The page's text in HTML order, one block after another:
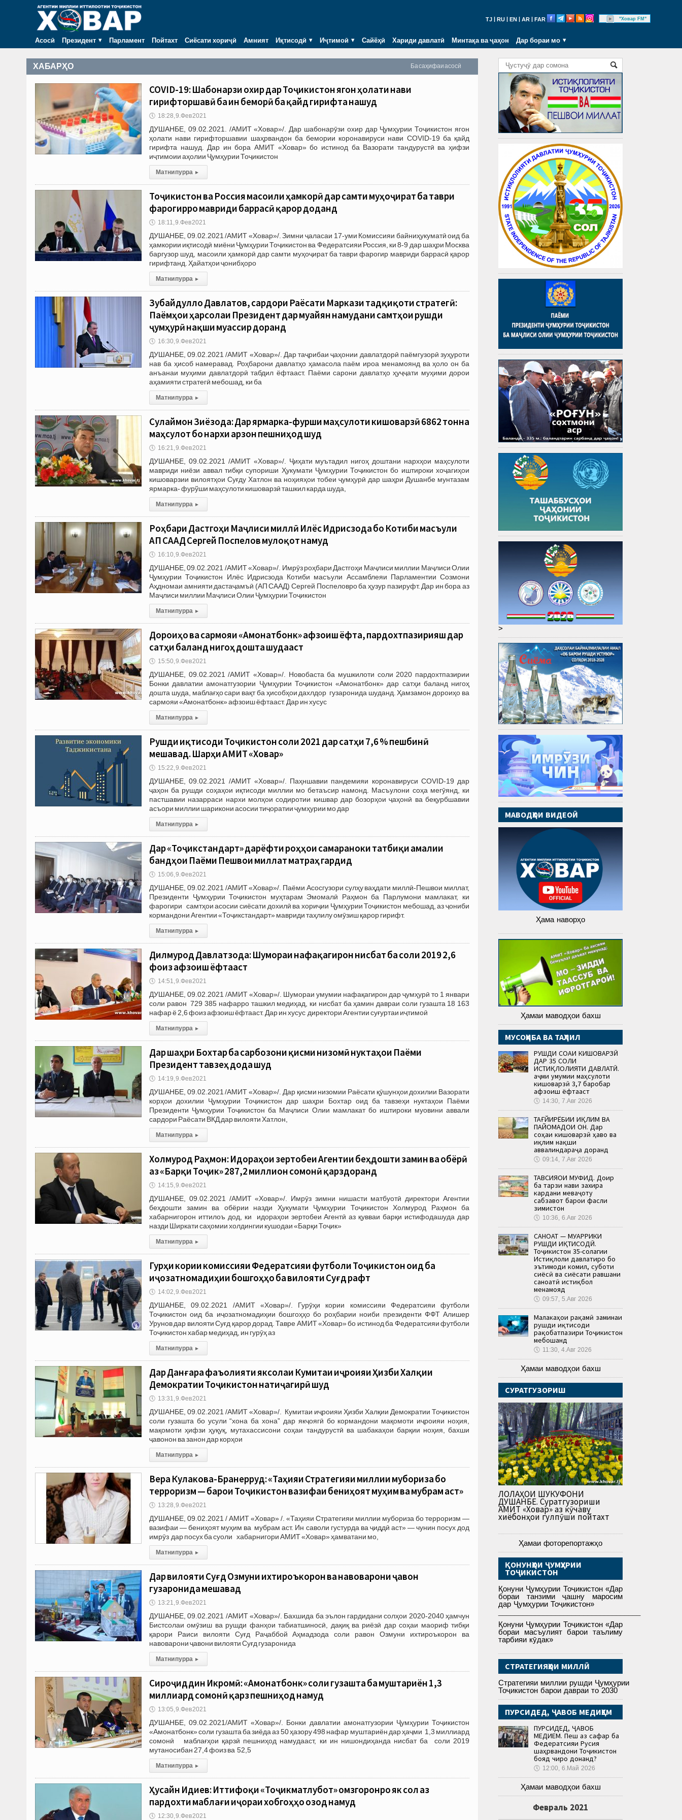
TJ RU EN AR FAR "Ховар FM"
Асосӣ Президент Парламент Пойтахт Сиёсати хориҷӣ Амният Иқтисодӣ Иҷтимоӣ Сайёҳӣ Хариди давлатӣ Минтақа ва ҷаҳон Дар бораи мо
Ба саҳифаи асосӣ
ХАБАРҲО
COVID-19: Шабонарӯзи охир дар Тоҷикистон ягон ҳолати нави
гирифторшавӣ ба ин беморӣ ба қайд гирифта нашуд
🕔 18:28, 9.Фев 2021
ДУШАНБЕ, 09.02.2021. /АМИТ «Ховар»/. Дар шабонарӯзи охир дар Ҷумҳурии Тоҷикистон ягон
ҳолати нави гирифторшавии шаҳрвандон ба бемории коронавируси нави COVID-19 ба қайд
гирифта нашуд. Дар ин бора АМИТ «Ховар» бо истинод ба Вазорати тандурустӣ ва ҳифзи
иҷтимоии аҳолии Ҷумҳурии Тоҷикистон
Матни пурра ▸
Тоҷикистон ва Россия масоили ҳамкорӣ дар самти муҳоҷират ба таври
фарогирро мавриди баррасӣ қарор доданд
🕔 18:11, 9.Фев 2021
ДУШАНБЕ, 09.02.2021 /АМИТ «Ховар»/. Зимни ҷаласаи 17-уми Комиссияи байниҳукуматӣ оид ба
ҳамкории иқтисодӣ миёни Ҷумҳурии Тоҷикистон ва Федератсияи Россия, ки 8-9 дар шаҳри Москва
баргузор шуд, масоили ҳамкорӣ дар самти муҳоҷират ба таври фарогир мавриди баррасӣ қарор
гирифтанд. Ҳайатҳои ҷонибҳоро
Матни пурра ▸
Зубайдулло Давлатов, сардори Раёсати Маркази тадқиқоти стратегӣ:
Паёмҳои ҳарсолаи Президент дар муайян намудани самтҳои рушди
ҷумҳурӣ нақши муассир доранд
🕔 16:30, 9.Фев 2021
ДУШАНБЕ, 09.02.2021 /АМИТ «Ховар»/. Дар таҷрибаи ҷаҳонии давлатдорӣ паёмгузорӣ зуҳуроти
нав ба ҳисоб намеравад. Роҳбарони давлатҳо ҳамасола паём ироа менамоянд ва ҳоло он ба
анъанаи муҳими давлатдорӣ табдил ёфтааст. Паёми сарони давлатҳо ҳуҷҷати муҳими дорои
аҳамияти стратегӣ мебошад, ки ба
Матни пурра ▸
Сулаймон Зиёзода: Дар ярмарка-фурӯши маҳсулоти кишоварзӣ 6862 тонна
маҳсулот бо нархи арзон пешниҳод шуд
🕔 16:21, 9.Фев 2021
ДУШАНБЕ, 09.02.2021 /АМИТ «Ховар»/. Ҷиҳати муътадил нигоҳ доштани нархҳои маҳсулоти
мавриди ниёзи аввал тибқи супориши Ҳукумати Ҷумҳурии Тоҷикистон бо иштироки хоҷагиҳои
кишоварзии вилоятҳои Суғду Хатлон ва ноҳияҳои тобеи ҷумҳурӣ дар шаҳри Душанбе мунтазам
ярмарка- фурўши маҳсулоти кишоварзӣ ташкил карда шуда,
Матни пурра ▸
Роҳбари Дастгоҳи Маҷлиси миллӣ Илёс Идрисзода бо Котиби масъули
АП СААД Сергей Поспелов мулоқот намуд
🕔 16:10, 9.Фев 2021
ДУШАНБЕ, 09.02.2021 /АМИТ «Ховар»/. Имрӯз роҳбари Дастгоҳи Маҷлиси миллии Маҷлиси Олии
Ҷумҳурии Тоҷикистон Илёс Идрисзода Котиби масъули Ассамблеяи Парламентии Созмони
Аҳдномаи амнияти дастаҷамъӣ (АП СААД) Сергей Поспеловро ба ҳузур пазируфт. Дар ин бора аз
Маҷлиси миллии Маҷлиси Олии Ҷумҳурии Тоҷикистон
Матни пурра ▸
Дороиҳо ва сармояи «Амонатбонк» афзоиш ёфта, пардохтпазирияш дар
сатҳи баланд нигоҳ дошта шудааст
🕔 15:50, 9.Фев 2021
ДУШАНБЕ, 09.02.2021 /АМИТ «Ховар»/. Новобаста ба мушкилоти соли 2020 пардохтпазирии
Бонки давлатии амонатгузории Ҷумҳурии Тоҷикистон «Амонатбонк» дар сатҳи баланд нигоҳ
дошта шуда, маблағҳо сари вақт ба ҳисобҳои дахлдор гузаронида шуданд. Ҳамзамон дороиҳо ва
сармояи «Амонатбонк» афзоиш ёфтааст. Дар ин хусус
Матни пурра ▸
Рушди иқтисоди Тоҷикистон соли 2021 дар сатҳи 7,6 % пешбинӣ
мешавад. Шарҳи АМИТ «Ховар»
🕔 15:22, 9.Фев 2021
ДУШАНБЕ, 09.02.2021 /АМИТ «Ховар»/. Паҳншавии пандемияи коронавируси COVID-19 дар
ҷаҳон ба рушди соҳаҳои иқтисоди миллии мо бетаъсир намонд. Масъулони соҳа мегӯянд, ки
пастшавии назарраси нархи молҳои содиротии кишвар дар бозорҳои ҷаҳонӣ ва беқурбшавии
асъори миллии шарикони асосии тиҷоратии ҷумҳурии мо дар
Матни пурра ▸
Дар «Тоҷикстандарт» дарёфти роҳҳои самараноки татбиқи амалии
бандҳои Паёми Пешвои миллат матраҳ гардид
🕔 15:06, 9.Фев 2021
ДУШАНБЕ, 09.02.2021 /АМИТ «Ховар»/. Паёми Асосгузори сулҳу ваҳдати миллӣ-Пешвои миллат,
Президенти Ҷумҳурии Тоҷикистон муҳтарам Эмомалӣ Раҳмон ба Парлумони мамлакат, ки
фарогири самтҳои асосии сиёсати дохилӣ ва хориҷии Ҷумҳурии Тоҷикистон мебошад, аз ҷониби
кормандони Агентии «Тоҷикстандарт» мавриди таҳлилу омӯзиш қарор гирифт.
Матни пурра ▸
Дилмурод Давлатзода: Шумораи нафақагирон нисбат ба соли 2019 2,6
фоиз афзоиш ёфтааст
🕔 14:51, 9.Фев 2021
ДУШАНБЕ, 09.02.2021 /АМИТ «Ховар»/. Шумораи умумии нафақагирон дар ҷумҳурӣ то 1 январи
соли равон 729 385 нафарро ташкил медиҳад, ки нисбат ба ҳамин давраи соли гузашта 18 163
нафар ё 2,6 фоиз афзоиш ёфтааст. Дар ин хусус директори Агентии суғуртаи иҷтимоӣ
Матни пурра ▸
Дар шаҳри Бохтар ба сарбозони қисми низомӣ нуктаҳои Паёми
Президент тавзеҳ дода шуд
🕔 14:19, 9.Фев 2021
ДУШАНБЕ, 09.02.2021 /АМИТ «Ховар»/. Дар қисми низомии Раёсати қӯшунҳои дохилии Вазорати
корҳои дохилии Ҷумҳурии Тоҷикистон дар шаҳри Бохтар оид ба тавзеҳи нуктаҳои Паёми
Президенти Ҷумҳурии Тоҷикистон ба Маҷлиси Олии мамлакат бо иштироки муовини аввали
сардори Раёсати ВКД дар вилояти Хатлон,
Матни пурра ▸
Холмурод Раҳмон: Идораҳои зертобеи Агентии беҳдошти замин ва обёрӣ
аз «Барқи Тоҷик» 287,2 миллион сомонӣ қарздоранд
🕔 14:15, 9.Фев 2021
ДУШАНБЕ, 09.02.2021 /АМИТ «Ховар»/. Имрӯз зимни нишасти матбуотӣ директори Агентии
беҳдошти замин ва обёрии назди Ҳукумати Ҷумҳурии Тоҷикистон Холмурод Раҳмон ба
хабарнигорон иттилоъ дод, ки идораҳои зертобеи Агентӣ аз қувваи барқи истифодашуда дар
назди Ширкати саҳомии холдингии кушодаи «Барқи Тоҷик»
Матни пурра ▸
Гурӯҳи кории комиссияи Федератсияи футболи Тоҷикистон оид ба
иҷозатномадиҳии бошгоҳҳо ба вилояти Суғд рафт
🕔 14:02, 9.Фев 2021
ДУШАНБЕ, 09.02.2021 /АМИТ «Ховар»/. Гурӯҳи кории комиссияи Федератсияи футболи
Тоҷикистон оид ба иҷозатномадиҳии бошгоҳҳо бо роҳбарии ноиби президенти ФФТ Алишер
Урунов дар вилояти Суғд қарор дорад. Тавре АМИТ «Ховар» бо истинод ба Федератсияи футболи
Тоҷикистон хабар медиҳад, ин гурӯҳ аз
Матни пурра ▸
Дар Данғара фаъолияти яксолаи Кумитаи иҷроияи Ҳизби Халқии
Демократии Тоҷикистон натиҷагирӣ шуд
🕔 13:31, 9.Фев 2021
ДУШАНБЕ, 09.02.2021 /АМИТ «Ховар»/. Кумитаи иҷроияи Ҳизби Халқии Демократии Тоҷикистон
соли гузашта бо усули “хона ба хона” дар якҷоягӣ бо кормандони мақомоти иҷроияи ноҳия,
мақомоти ҳифзи ҳуқуқ, мутахассисони соҳаи тандурустӣ ва шабакаҳои барқии ноҳия, бахши
ҷавонон ва занон дар корҳои
Матни пурра ▸
Вера Кулакова-Бранерруд: «Таҳияи Стратегияи миллии мубориза бо
терроризм — барои Тоҷикистон вазифаи бениҳоят муҳим ва мубрам аст»
🕔 13:28, 9.Фев 2021
ДУШАНБЕ, 09.02.2021 / АМИТ «Ховар» /. «Таҳияи Стратегияи миллии мубориза бо терроризм —
вазифаи — бениҳоят муҳим ва мубрам аст. Ин саволи густурда ва ҷиддӣ аст» — чунин посух дод
имрӯз дар посух ба суоли хабарнигори АМИТ «Ховар» ҳамватани мо,
Матни пурра ▸
Дар вилояти Суғд Озмуни ихтироъкорон ва навоварони ҷавон
гузаронида мешавад
🕔 13:21, 9.Фев 2021
ДУШАНБЕ, 09.02.2021 /АМИТ «Ховар»/. Бахшида ба эълон гардидани солҳои 2020-2040 ҳамчун
Бистсолаи омӯзиш ва рушди фанҳои табиатшиносӣ, дақиқ ва риёзӣ дар соҳаи маориф тибқи
қарори Раиси вилояти Суғд Раҷаббой Аҳмадзода соли равон Озмуни ихтироъкорон ва
навоварони ҷавони вилояти Суғд гузаронида
Матни пурра ▸
Сироҷиддин Икромӣ: «Амонатбонк» соли гузашта ба муштариён 1,3
миллиард сомонӣ қарз пешниҳод намуд
🕔 13:05, 9.Фев 2021
ДУШАНБЕ, 09.02.2021/АМИТ «Ховар»/. Бонки давлатии амонатгузории Ҷумҳурии Тоҷикистон
«Амонатбонк» соли гузашта ба зиёда аз 50 ҳазору 498 нафар муштариён дар ҳаҷми 1,3 миллиард
сомонӣ маблағҳои қарзӣ пешниҳод намудааст, ки ин нишондиҳанда нисбат ба соли 2019
мутаносибан 27,4 фоиз ва 52,5
Матни пурра ▸
Ҳусайн Идиев: Иттифоқи «Тоҷикматлубот» омӯзгоронро як сол аз
пардохти маблағи иҷораи хобгоҳҳо озод намуд
🕔 12:30, 9.Фев 2021
>
МАВОДҲОИ ВИДЕОӢ
Ҳама наворҳо
Ҳамаи маводҳои бахш
МУСОҲИБА ВА ТАҲЛИЛ
РУШДИ СОҲАИ КИШОВАРЗӢ
ДАР 35 СОЛИ
ИСТИҚЛОЛИЯТИ ДАВЛАТӢ.
Ҳаҷми умумии маҳсулоти
кишоварзӣ 3,7 баробар
афзоиш ёфтааст
🕔 14:30, 7.Авг 2026
ТАҒЙИРЁБИИ ИҚЛИМ ВА
ПАЙОМАДҲОИ ОН. Дар
соҳаи кишоварзӣ ҳаво ва
иқлим нақши
аввалиндараҷа доранд
🕔 09:14, 7.Авг 2026
ТАВСИЯҲОИ МУФИД. Доир
ба тарзи нави захира
кардани меваҷоту
сабзавот барои фасли
зимистон
🕔 10:36, 6.Авг 2026
САНОАТ — МУҲАРРИКИ
РУШДИ ИҚТИСОДӢ.
Тоҷикистон 35-солагии
Истиқлоли давлатиро бо
эътимоди комил, суботи
сиёсӣ ва сиёсати равшани
саноатӣ истиқбол
менамояд
🕔 09:57, 5.Авг 2026
Малакаҳои рақамӣ заминаи
рушди иқтисоди
рақобатпазири Тоҷикистон
мебошанд
🕔 11:30, 4.Авг 2026
Ҳамаи маводҳои бахш
СУРАТГУЗОРИШ
ЛОЛАҲОИ ШУКУФОНИ
ДУШАНБЕ. Суратгузориши
АМИТ «Ховар» аз кӯчаву
хиёбонҳои гулпӯши пойтахт
Ҳамаи фоторепортажҳо
ҚОНУНҲОИ ҶУМҲУРИИ
ТОҶИКИСТОН
Қонуни Ҷумҳурии Тоҷикистон «Дар
бораи танзими ҷашну маросим
дар Ҷумҳурии Тоҷикистон»
Қонуни Ҷумҳурии Тоҷикистон «Дар
бораи масъулият барои таълиму
тарбияи кӯдак»
СТРАТЕГИЯҲОИ МИЛЛӢ
Стратегияи миллии рушди Ҷумҳурии
Тоҷикистон барои давраи то 2030
ПУРСИДЕД, ҶАВОБ МЕДИҲЕМ
ПУРСИДЕД, ҶАВОБ
МЕДИҲЕМ. Пеш аз сафар ба
Федератсияи Русия
шаҳрвандони Тоҷикистон
бояд чиро донанд?
🕔 12:00, 6.Май 2026
Ҳамаи маводҳои бахш
Февраль 2021